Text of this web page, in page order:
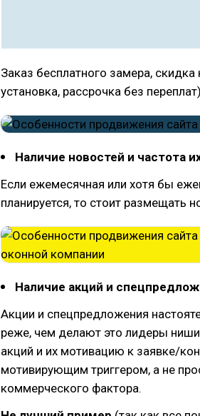
Заказ бесплатного замера,
установка, рассрочка без
Наличие новостей и частота
Если ежемесячная или хотя бы
планируется, то стоит размещать
Наличие акций и
Акции и спецпредложения
реже, чем делают это лидеры
акций и их мотивацию к заявке/
мотивирующим триггером, а не
коммерческого фактора.